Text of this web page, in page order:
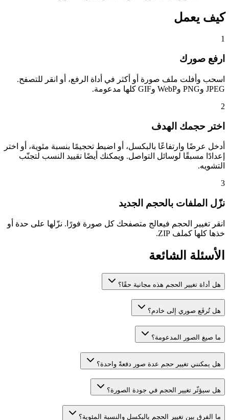
كيف يعمل
1
ارفع صورك
اسحب وأفلت ملف صورة أو أكثر في أداة الرفع، أو انقر للتصفح.
JPEG وPNG وWebP وGIF كلها مدعومة.
2
اختر حجمك الهدف
أدخل عرضًا وارتفاعًا بالبكسل، أو اضبط تحجيمًا بنسبة مئوية، أو اختر
إعدادًا مسبقًا لوسائل التواصل. ويمكنك أيضًا تقييد النسب لتجنّب
التشويه.
3
نزّل الملفات بالحجم الجديد
انقر تغيير الحجم فيعالج متصفحك كل صورة فورًا. نزّلها على حدة أو
خذها كلها كملف ZIP.
الأسئلة الشائعة
هل أداة تغيير الحجم هذه مجانية حقًا؟
هل تُرفَع صوري إلى خادم؟
ما صيغ الصور المدعومة؟
هل يمكنني تغيير حجم عدة صور دفعةً واحدة؟
هل سيؤثّر تغيير الحجم في جودة الصورة؟
ما الفرق بين تغيير الحجم بالبكسل والنسبة المئوية؟